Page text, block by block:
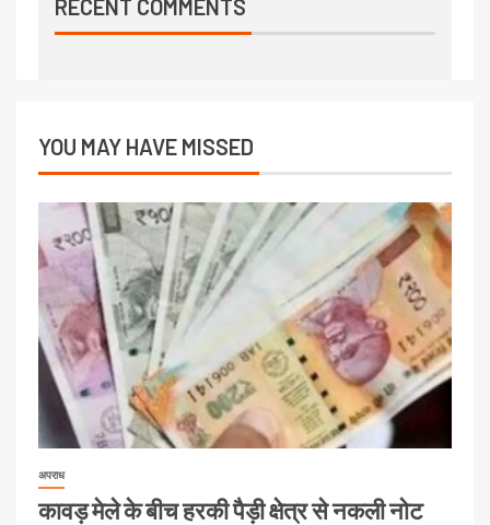
RECENT COMMENTS
YOU MAY HAVE MISSED
अपराध
कावड़ मेले के बीच हरकी पैड़ी क्षेत्र से नकली नोट